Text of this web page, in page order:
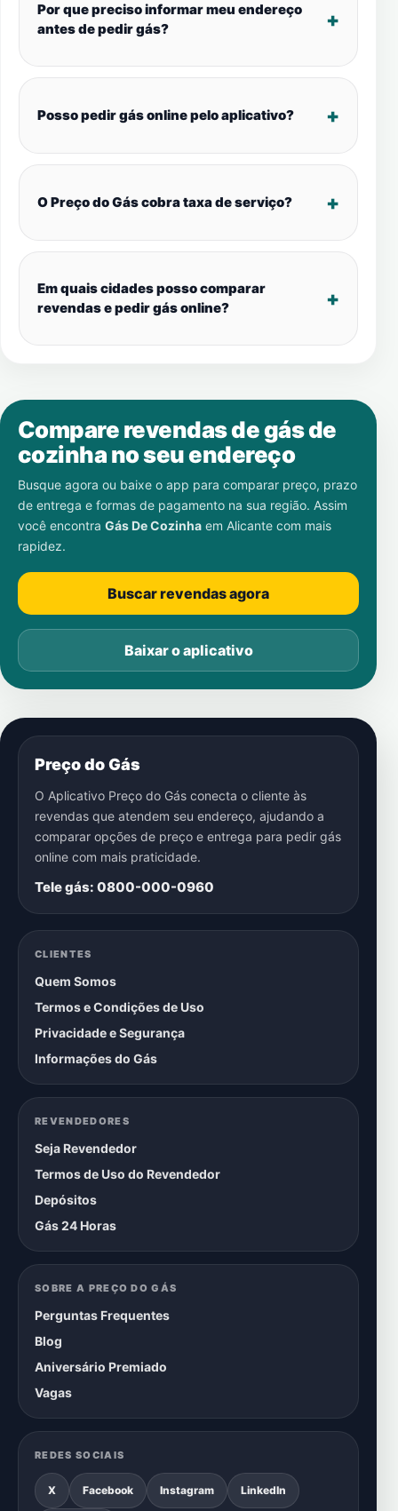
Por que preciso informar meu endereço
antes de pedir gás?
Posso pedir gás online pelo aplicativo?
O Preço do Gás cobra taxa de serviço?
Em quais cidades posso comparar
revendas e pedir gás online?
Compare revendas de gás de
cozinha no seu endereço
Busque agora ou baixe o app para comparar preço, prazo
de entrega e formas de pagamento na sua região. Assim
você encontra Gás De Cozinha em Alicante com mais
rapidez.
Buscar revendas agora
Baixar o aplicativo
Preço do Gás
O Aplicativo Preço do Gás conecta o cliente às
revendas que atendem seu endereço, ajudando a
comparar opções de preço e entrega para pedir gás
online com mais praticidade.
Tele gás: 0800-000-0960
CLIENTES
Quem Somos
Termos e Condições de Uso
Privacidade e Segurança
Informações do Gás
REVENDEDORES
Seja Revendedor
Termos de Uso do Revendedor
Depósitos
Gás 24 Horas
SOBRE A PREÇO DO GÁS
Perguntas Frequentes
Blog
Aniversário Premiado
Vagas
REDES SOCIAIS
X Facebook Instagram LinkedIn